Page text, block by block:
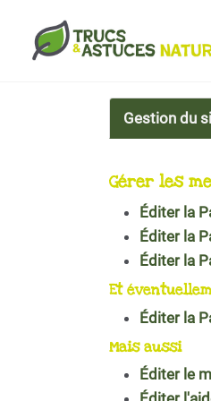
Aller au contenu principal
Gestion du
Gérer les
Éditer la
Éditer la
Éditer la
Et
Éditer la
Mais aussi
Éditer le